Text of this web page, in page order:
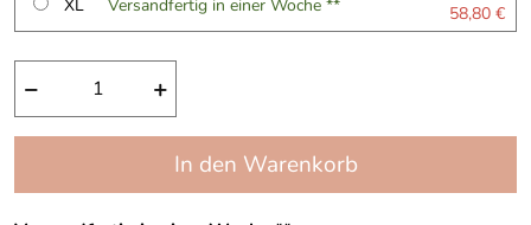
XL
Versandfertig in einer Woche ** 58,80 €
− +
In den Warenkorb